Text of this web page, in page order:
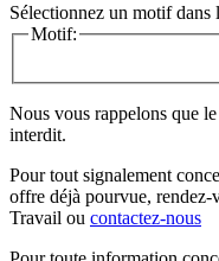
Sélectionnez un motif dans
Motif:
Nous vous rappelons que
interdit.
Pour tout signalement
offre déjà pourvue, rendez-
Travail ou contactez-nous